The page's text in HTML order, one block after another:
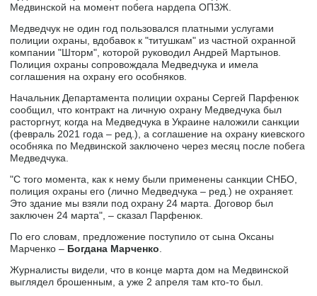
Медвинской на момент побега нардепа ОПЗЖ.
Медведчук не один год пользовался платными услугами
полиции охраны, вдобавок к "титушкам" из частной охранной
компании "Шторм", которой руководил Андрей Мартынов.
Полиция охраны сопровождала Медведчука и имела
соглашения на охрану его особняков.
Начальник Департамента полиции охраны Сергей Парфенюк
сообщил, что контракт на личную охрану Медведчука был
расторгнут, когда на Медведчука в Украине наложили санкции
(февраль 2021 года – ред.), а соглашение на охрану киевского
особняка по Медвинской заключено через месяц после побега
Медведчука.
"С того момента, как к нему были применены санкции СНБО,
полиция охраны его (лично Медведчука – ред.) не охраняет.
Это здание мы взяли под охрану 24 марта. Договор был
заключен 24 марта", – сказал Парфенюк.
По его словам, предложение поступило от сына Оксаны
Марченко – Богдана Марченко
Журналисты видели, что в конце марта дом на Медвинской
выглядел брошенным, а уже 2 апреля там кто-то был.